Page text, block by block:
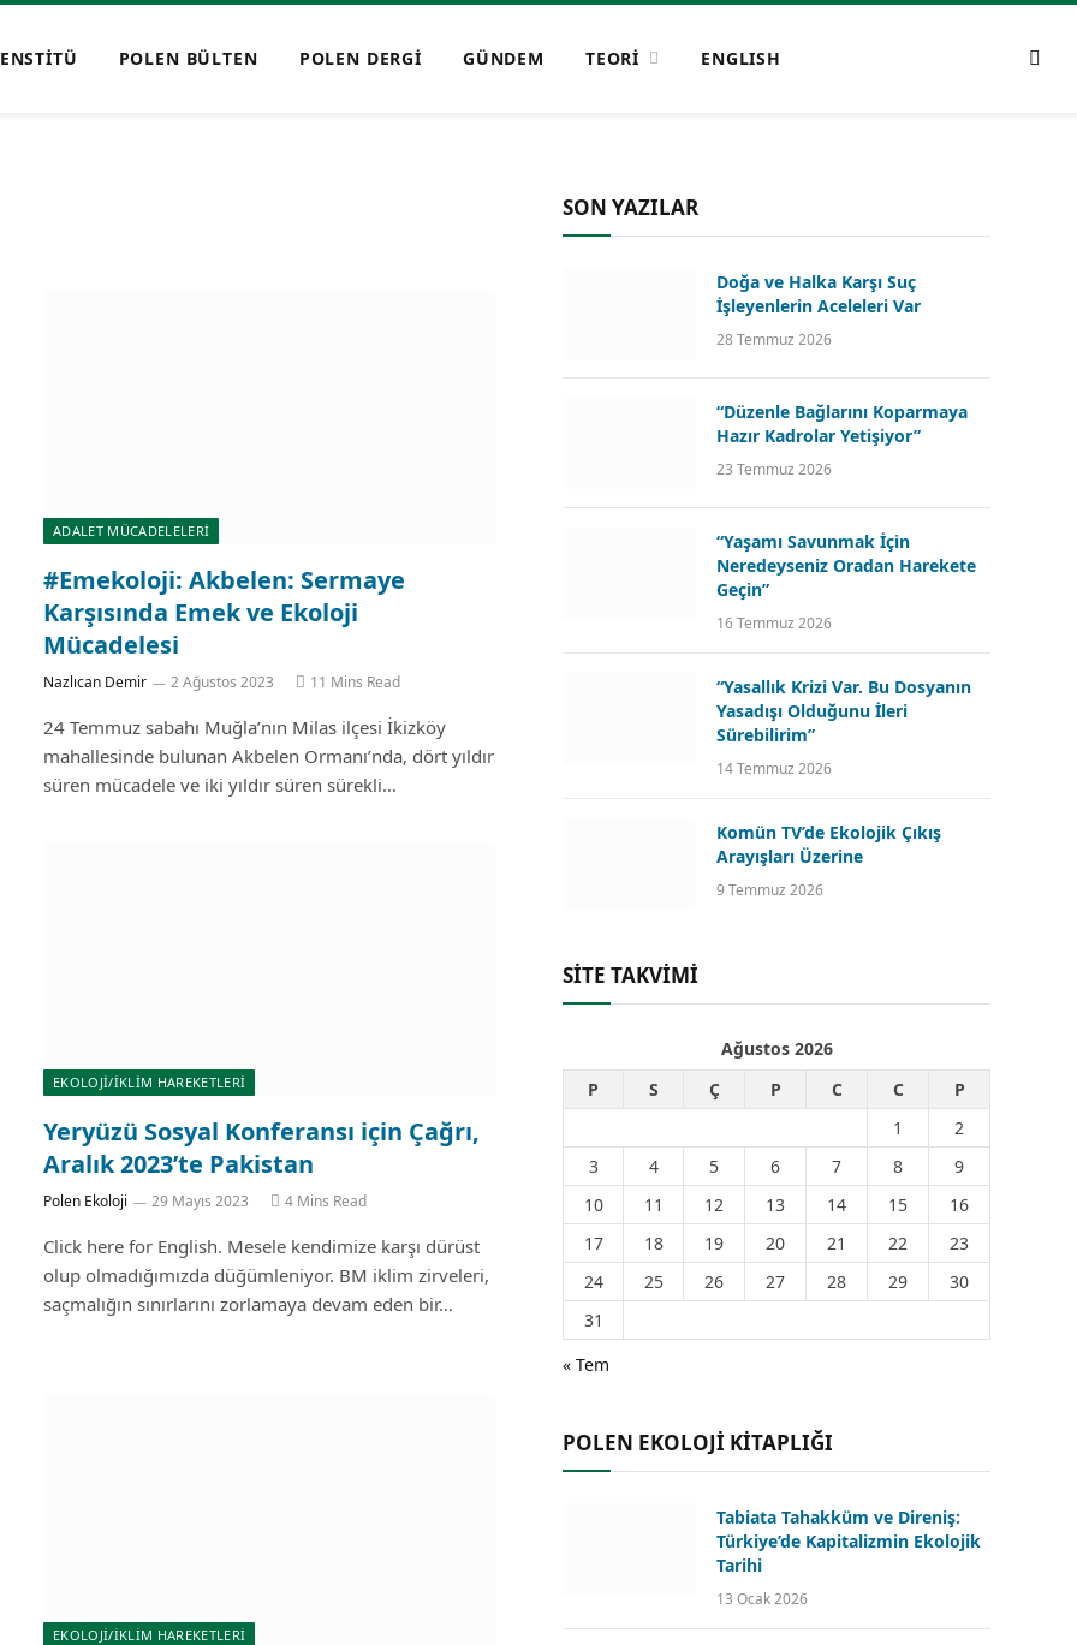
ENSTİTÜ POLEN BÜLTEN POLEN DERGİ GÜNDEM TEORİ ENGLISH
ADALET MÜCADELELERİ
#Emekoloji: Akbelen: Sermaye
Karşısında Emek ve Ekoloji
Mücadelesi
Nazlıcan Demir 2 Ağustos 2023 11 Mins Read
24 Temmuz sabahı Muğla’nın Milas ilçesi İkizköy
mahallesinde bulunan Akbelen Ormanı’nda, dört yıldır
süren mücadele ve iki yıldır süren sürekli…
EKOLOJİ/İKLİM HAREKETLERİ
Yeryüzü Sosyal Konferansı için Çağrı,
Aralık 2023’te Pakistan
Polen Ekoloji 29 Mayıs 2023 4 Mins Read
Click here for English. Mesele kendimize karşı dürüst
olup olmadığımızda düğümleniyor. BM iklim zirveleri,
saçmalığın sınırlarını zorlamaya devam eden bir…
EKOLOJİ/İKLİM HAREKETLERİ
SON YAZILAR
Doğa ve Halka Karşı Suç
İşleyenlerin Aceleleri Var
28 Temmuz 2026
“Düzenle Bağlarını Koparmaya
Hazır Kadrolar Yetişiyor”
23 Temmuz 2026
“Yaşamı Savunmak İçin
Neredeyseniz Oradan Harekete
Geçin”
16 Temmuz 2026
“Yasallık Krizi Var. Bu Dosyanın
Yasadışı Olduğunu İleri
Sürebilirim”
14 Temmuz 2026
Komün TV’de Ekolojik Çıkış
Arayışları Üzerine
9 Temmuz 2026
SİTE TAKVİMİ
Ağustos 2026
P
S Ç P C C
P
1
2
3
4 5 6 7 8
9
10
11 12 13 14 15
16
17
18 19 20 21 22
23
24
25 26 27 28 29
30
31
« Tem
POLEN EKOLOJİ KİTAPLIĞI
Tabiata Tahakküm ve Direniş:
Türkiye’de Kapitalizmin Ekolojik
Tarihi
13 Ocak 2026